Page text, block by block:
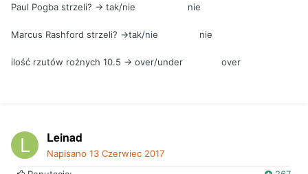
Paul Pogba strzeli? -> tak/nie nie
Marcus Rashford strzeli? ->tak/nie nie
ilość rzutów rożnych 10.5 -> over/under over
Leinad
Napisano 13 Czerwiec 2017